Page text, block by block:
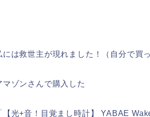
には救世主が現れました！（自分で買
マゾンさんで購入した
【光+音！目覚まし時計】 YABAE